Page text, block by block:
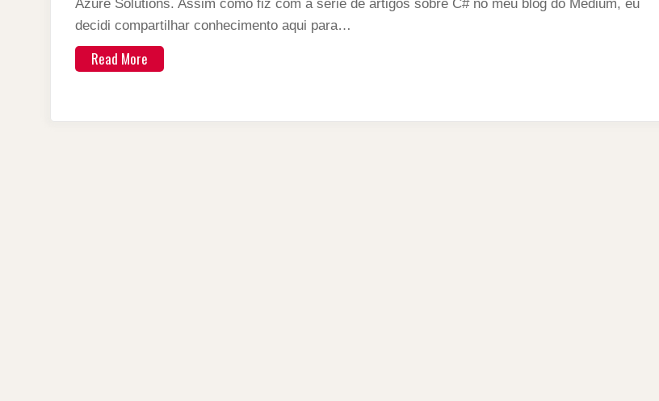
Azure Solutions. Assim como fiz com a série de artigos sobre C# no meu blog do Medium, eu
decidi compartilhar conhecimento aqui para…
Read More